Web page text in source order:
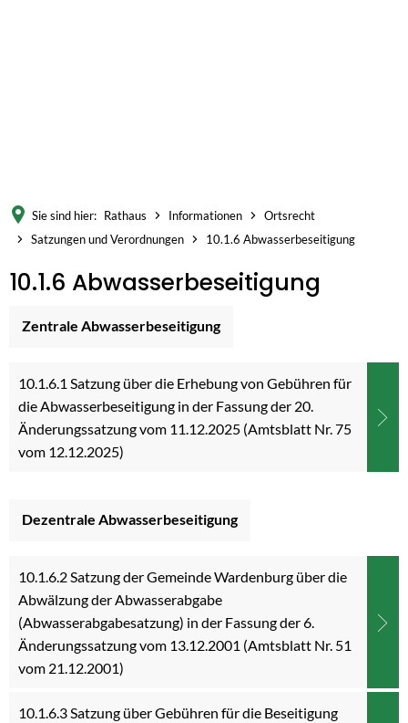
Sie sind hier: Rathaus Informationen
Ortsrecht
Satzungen und Verordnungen
10.1.6 Abwasserbeseitigung
10.1.6
Abwasserbeseitigung
10.1.6 Abwasserbeseitigung
Zentrale Abwasserbeseitigung
10.1.6.1 Satzung über die Erhebung von Gebühren für
die Abwasserbeseitigung in der Fassung der 20.
Änderungssatzung vom 11.12.2025 (Amtsblatt Nr. 75
vom 12.12.2025)
Dezentrale Abwasserbeseitigung
10.1.6.2 Satzung der Gemeinde Wardenburg über die
Abwälzung der Abwasserabgabe
(Abwasserabgabesatzung) in der Fassung der 6.
Änderungssatzung vom 13.12.2001 (Amtsblatt Nr. 51
vom 21.12.2001)
10.1.6.3 Satzung über Gebühren für die Beseitigung